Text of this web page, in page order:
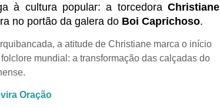
à cultura popular: a torcedoraChristiane
no portão da galera do Boi Caprichoso.
a atitude de Christiane marca o início
mundial: a transformação das calçadas do
Oração